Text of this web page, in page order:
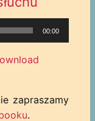
00:00
zapraszamy
.